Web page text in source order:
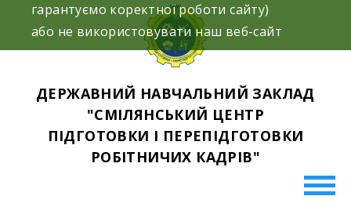
ДЕРЖАВНИЙ НАВЧАЛЬНИЙ ЗАКЛАД
"СМІЛЯНСЬКИЙ ЦЕНТР
ПІДГОТОВКИ І ПЕРЕПІДГОТОВКИ
РОБІТНИЧИХ КАДРІВ"
гарантуємо коректної роботи сайту)
або не використовувати наш веб-сайт